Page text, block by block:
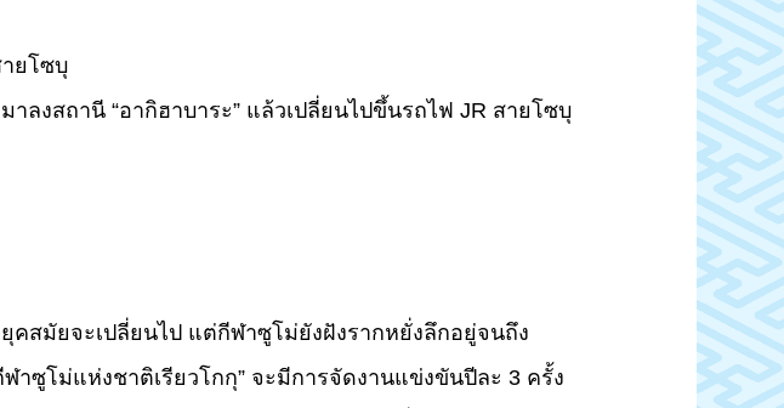
ายโซบุ
ลงสถานี “อากิฮาบาระ” แล้วเปลี่ยนไปขึ้นรถไฟ JR สายโซบุ
สมัยจะเปลี่ยนไป แต่กีฬาซูโม่ยังฝังรากหยั่งลึกอยู่จนถึง
ซูโม่แห่งชาติเรียวโกกุ” จะมีการจัดงานแข่งขันปีละ 3 ครั้ง